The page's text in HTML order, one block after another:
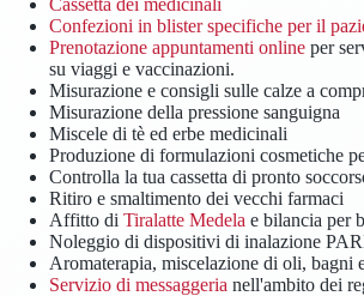
Cassetta dei medicinali
Confezioni in blister specifiche per il
Prenotazione appuntamenti online per
su viaggi e vaccinazioni.
Misurazione e consigli sulle calze a
Misurazione della pressione sanguigna
Miscele di tè ed erbe medicinali
Produzione di formulazioni cosmetiche
Controlla la tua cassetta di pronto
Ritiro e smaltimento dei vecchi farmaci
Affitto di Tiralatte Medela e bilancia per
Noleggio di dispositivi di inalazione
Aromaterapia, miscelazione di oli, bagni
Servizio di messaggeria nell'ambito dei